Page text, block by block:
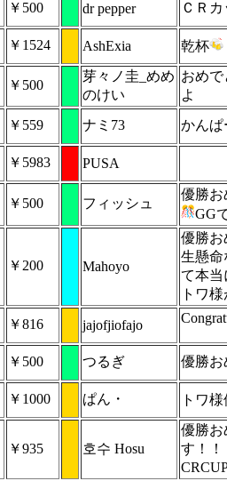
￥500 dr pepper ＣＲ
￥1524 AshExia 乾杯
￥500
芽々ノ圭_めめ
のけい
おめ
よ
￥559 ナミ73 かんぱ
￥5983 PUSA
￥500 フィッシュ
優勝お
GG
￥200 Mahoyo
優勝お
生懸命
て本当
トワ
￥816 jajofjiofajo
￥500 つるぎ 優勝お
￥1000 ぱん・ トワ
￥935 호수 Hosu
優勝お
す！！